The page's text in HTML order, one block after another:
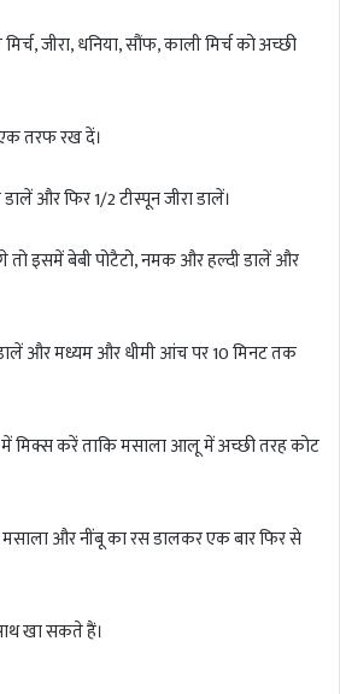
जीरा, धनिया, सौंफ, काली मिर्च को अच्छी
तरफ रख दें।
और फिर 1/2 टीस्पून जीरा डालें।
इसमें बेबी पोटैटो, नमक और हल्दी डालें और
और मध्यम और धीमी आंच पर 10 मिनट तक
मिक्स करें ताकि मसाला आलू में अच्छी तरह कोट
और नींबू का रस डालकर एक बार फिर से
खा सकते हैं।